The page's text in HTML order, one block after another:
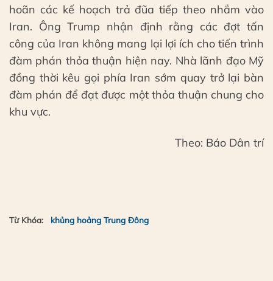
hoãn các kế hoạch trả đũa tiếp theo nhắm vào
Iran. Ông Trump nhận định rằng các đợt tấn
công của Iran không mang lại lợi ích cho tiến trình
đàm phán thỏa thuận hiện nay. Nhà lãnh đạo Mỹ
đồng thời kêu gọi phía Iran sớm quay trở lại bàn
đàm phán để đạt được một thỏa thuận chung cho
khu vực.
Theo: Báo Dân trí
Từ Khóa: khủng hoảng Trung Đông